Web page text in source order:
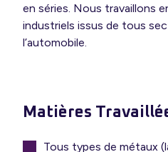
en séries. Nous travaillons
industriels issus de tous
l’automobile.
Matières
Tous types de métaux